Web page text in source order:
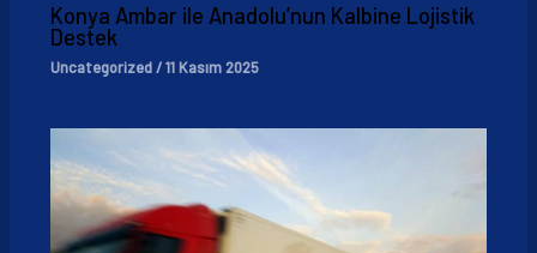
Konya Ambar ile Anadolu’nun Kalbine Lojistik
Destek
Uncategorized/11 Kasım 2025